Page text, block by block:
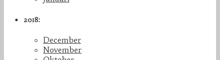
2018:
December
November